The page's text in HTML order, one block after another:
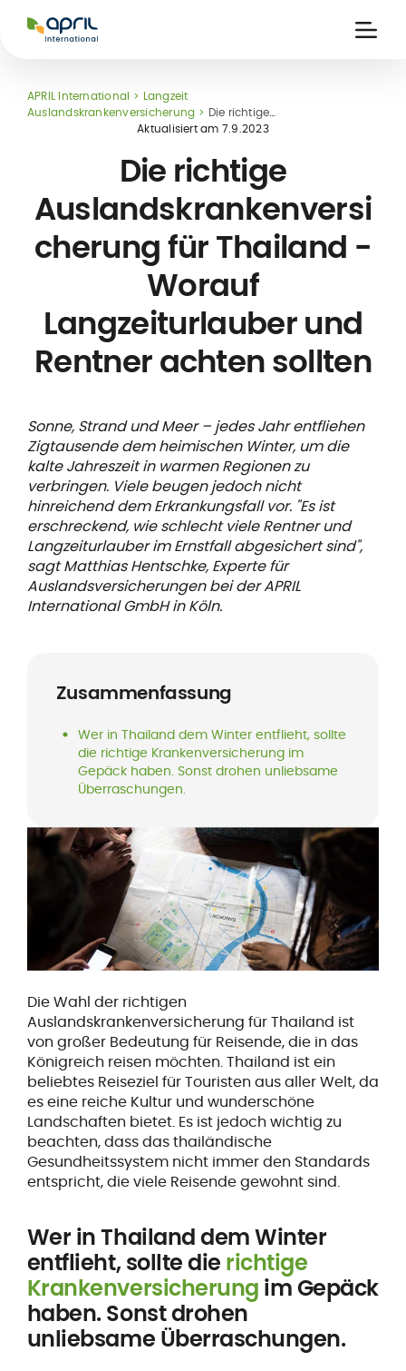
International
APRIL International
Langzeit
Auslandskrankenversicherung
Die richtige
Auslandskrankenversicherung für Thailand - Worauf
Zusammenfassung
Wer in Thailand dem Winter entflieht, sollte
die richtige Krankenversicherung im
Gepäck haben. Sonst drohen unliebsame
Überraschungen.
Aktualisiert am 7.9.2023
Die richtige
Auslandskrankenversi
cherung für Thailand -
Worauf
Langzeiturlauber und
Rentner achten sollten
Sonne, Strand und Meer – jedes Jahr entfliehen
Zigtausende dem heimischen Winter, um die
kalte Jahreszeit in warmen Regionen zu
verbringen. Viele beugen jedoch nicht
hinreichend dem Erkrankungsfall vor. "Es ist
erschreckend, wie schlecht viele Rentner und
Langzeiturlauber im Ernstfall abgesichert sind",
sagt Matthias Hentschke, Experte für
Auslandsversicherungen bei der APRIL
International GmbH in Köln.
Die Wahl der richtigen
Auslandskrankenversicherung für Thailand ist
von großer Bedeutung für Reisende, die in das
Königreich reisen möchten. Thailand ist ein
beliebtes Reiseziel für Touristen aus aller Welt, da
es eine reiche Kultur und wunderschöne
Landschaften bietet. Es ist jedoch wichtig zu
beachten, dass das thailändische
Gesundheitssystem nicht immer den Standards
entspricht, die viele Reisende gewohnt sind.
Wer in Thailand dem Winter
entflieht, sollte die richtige
Krankenversicherung im Gepäck
haben. Sonst drohen
unliebsame Überraschungen.